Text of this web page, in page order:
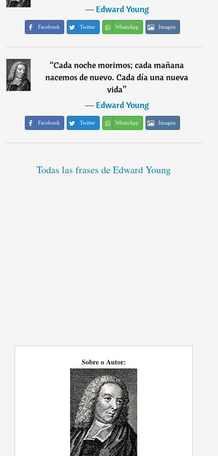
―Edward Young
Facebook Twitter WhatsApp Imagen
“Cada noche morimos; cada mañana
nacemos de nuevo. Cada día una nueva
vida”
―Edward Young
Facebook Twitter WhatsApp Imagen
Todas las frases de Edward Young
Sobre o Autor: